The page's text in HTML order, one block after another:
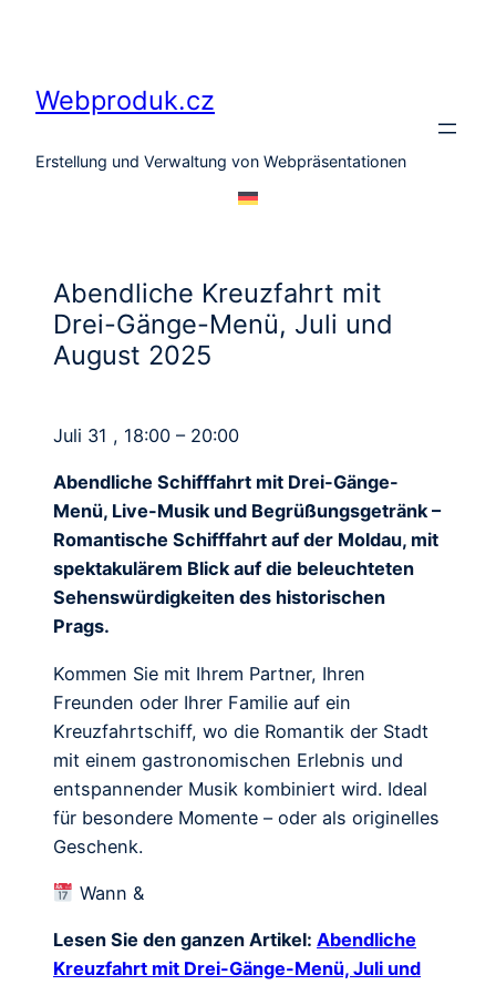
Webproduk.cz
Erstellung und Verwaltung von Webpräsentationen
Abendliche Kreuzfahrt mit
Drei-Gänge-Menü, Juli und
August 2025
Juli 31 , 18:00 – 20:00
Abendliche Schifffahrt mit Drei-Gänge-
Menü, Live-Musik und Begrüßungsgetränk –
Romantische Schifffahrt auf der Moldau, mit
spektakulärem Blick auf die beleuchteten
Sehenswürdigkeiten des historischen
Prags.
Kommen Sie mit Ihrem Partner, Ihren
Freunden oder Ihrer Familie auf ein
Kreuzfahrtschiff, wo die Romantik der Stadt
mit einem gastronomischen Erlebnis und
entspannender Musik kombiniert wird. Ideal
für besondere Momente – oder als originelles
Geschenk.
Wann &
Lesen Sie den ganzen Artikel: Abendliche
Kreuzfahrt mit Drei-Gänge-Menü, Juli und